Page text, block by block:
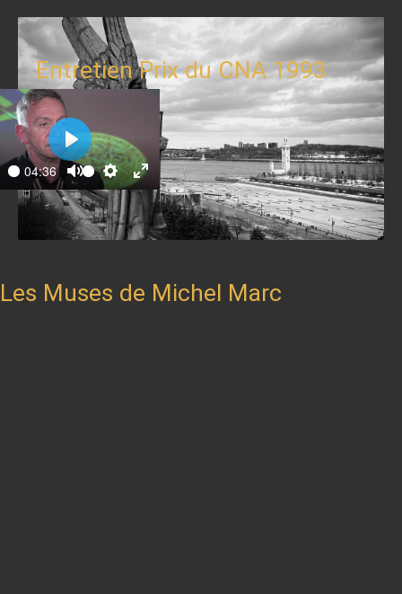
Entretien Prix du CNA 1993
04:36
Mute SettingsEnter
fullscreen
Play
Les Muses de Michel Marc